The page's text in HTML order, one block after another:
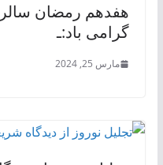
هفدهم رمضان
گرامی باد:ـ
مارس 25, 2024